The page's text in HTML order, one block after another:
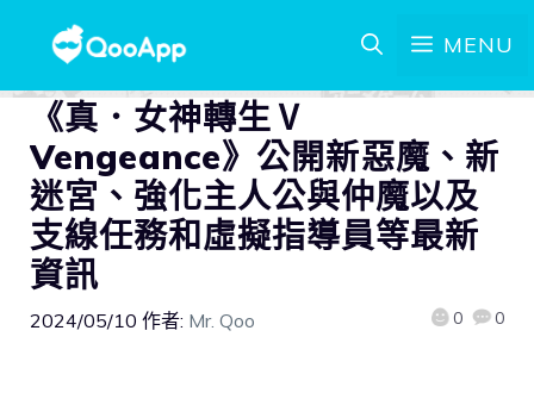
MENU
《真．女神轉生Ⅴ
Vengeance》公開新惡魔、新
迷宮、強化主人公與仲魔以及
支線任務和虛擬指導員等最新
資訊
2024/05/10 作者: Mr. Qoo 0 0